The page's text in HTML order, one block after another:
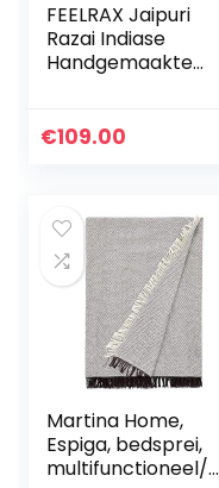
FEELRAX Jaipuri
Razai Indiase
Handgemaakte
Lichtgewicht
€109.00
Martina Home,
Espiga, bedsprei,
multifunctioneel/p